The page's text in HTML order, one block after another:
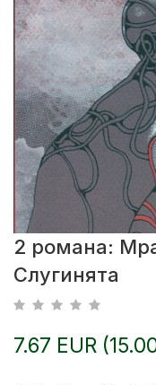
2 романа:
Слугинята
7.67 EUR